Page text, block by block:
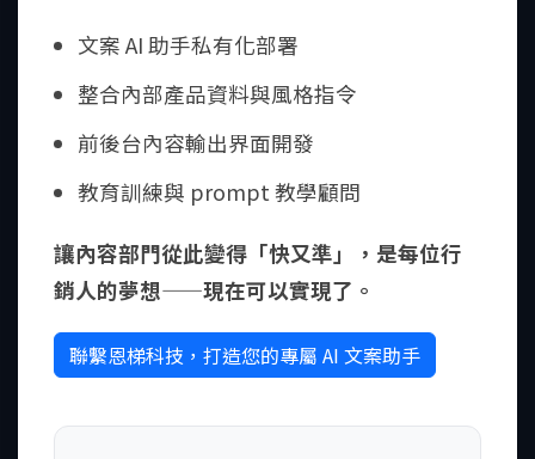
文案 AI 助手私有化部署
整合內部產品資料與風格指令
前後台內容輸出界面開發
教育訓練與 prompt 教學顧問
讓內容部門從此變得「快又準」，是每位行
銷人的夢想——現在可以實現了。
聯繫恩梯科技，打造您的專屬 AI 文案助手